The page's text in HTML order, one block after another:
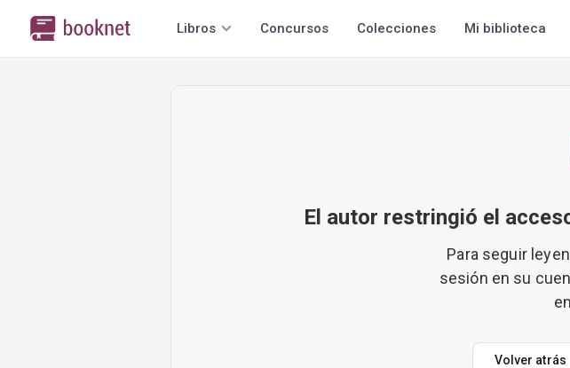
Libros Concursos Colecciones Mi biblioteca
El autor restringió el
Para seguir
sesión en su
Volver atrás